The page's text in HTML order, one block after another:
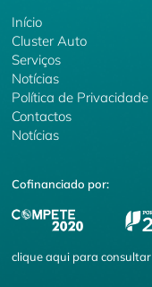
Início
Cluster Auto
Serviços
Notícias
Política de Privacidade
Contactos
Notícias
Cofinanciado por:
cliqueaqui para